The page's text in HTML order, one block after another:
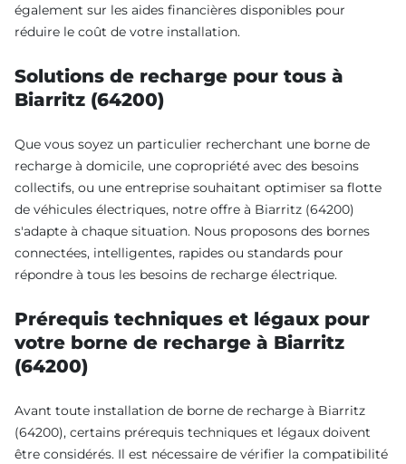
également sur les aides financières disponibles pour
réduire le coût de votre installation.
Solutions de recharge pour tous à
Biarritz (64200)
Que vous soyez un particulier recherchant une borne de
recharge à domicile, une copropriété avec des besoins
collectifs, ou une entreprise souhaitant optimiser sa flotte
de véhicules électriques, notre offre à Biarritz (64200)
s'adapte à chaque situation. Nous proposons des bornes
connectées, intelligentes, rapides ou standards pour
répondre à tous les besoins de recharge électrique.
Prérequis techniques et légaux pour
votre borne de recharge à Biarritz
(64200)
Avant toute installation de borne de recharge à Biarritz
(64200), certains prérequis techniques et légaux doivent
être considérés. Il est nécessaire de vérifier la compatibilité